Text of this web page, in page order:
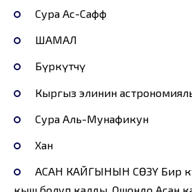
Сура Ас-Сафф
ШАМАЛ
Бүркүтчү
Кыргыз элинин
Сура Аль-Мунафикун
Хан
АСАН КАЙГЫНЫН СӨЗҮ Бир